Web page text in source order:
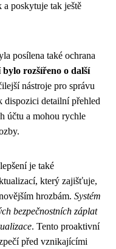
poskytuje tak ještě
posílena také ochrana
rozšířeno o další
nástroje pro správu
dispozici detailní přehled
účtu a mohou rychle
je také
který zajišťuje,
hrozbám. Systém
bezpečnostních záplat
. Tento proaktivní
před vznikajícími